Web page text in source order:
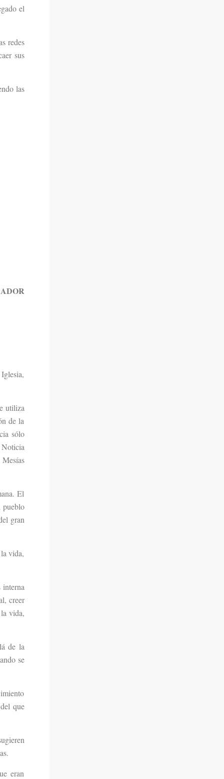
el
redes
sus
las
utiliza
de la
sólo
Noticia
El
pueblo
gran
vida,
interna
creer
vida,
de la
se
que
eran